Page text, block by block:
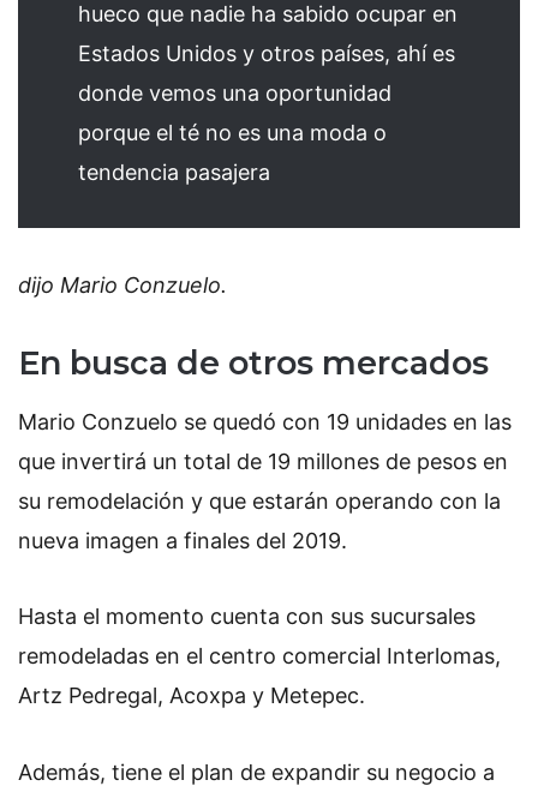
hueco que nadie ha sabido ocupar en
Estados Unidos y otros países, ahí es
donde vemos una oportunidad
porque el té no es una moda o
tendencia pasajera
dijo Mario Conzuelo.
En busca de otros mercados
Mario Conzuelo se quedó con 19 unidades en las
que invertirá un total de 19 millones de pesos en
su remodelación y que estarán operando con la
nueva imagen a finales del 2019.
Hasta el momento cuenta con sus sucursales
remodeladas en el centro comercial Interlomas,
Artz Pedregal, Acoxpa y Metepec.
Además, tiene el plan de expandir su negocio a